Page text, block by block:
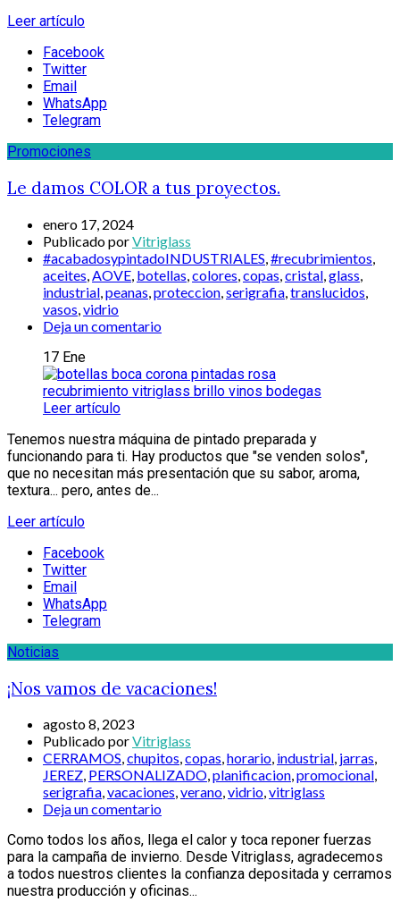
Leer artículo
Facebook
Twitter
Email
WhatsApp
Telegram
Promociones
Le damos COLOR a tus proyectos.
enero 17, 2024
Publicado porVitriglass
#acabadosypintadoINDUSTRIALES,#recubrimientos,
aceites,AOVE, botellas,colores,copas,cristal,glass,
industrial,peanas,proteccion,serigrafia,translucidos,
vasos,vidrio
Deja un comentario
17 Ene
Leer artículo
Tenemos nuestra máquina de pintado preparada y
funcionando para ti. Hay productos que "se venden solos",
que no necesitan más presentación que su sabor, aroma,
textura... pero, antes de...
Leer artículo
Facebook
Twitter
Email
WhatsApp
Telegram
Noticias
¡Nos vamos de vacaciones!
agosto 8, 2023
Publicado porVitriglass
CERRAMOS,chupitos,copas,horario, industrial, jarras,
JEREZ, PERSONALIZADO,planificacion,promocional,
serigrafia,vacaciones,verano,vidrio,vitriglass
Deja un comentario
Como todos los años, llega el calor y toca reponer fuerzas
para la campaña de invierno. Desde Vitriglass, agradecemos
a todos nuestros clientes la confianza depositada y cerramos
nuestra producción y oficinas...